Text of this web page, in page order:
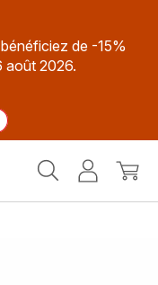
de -15%
août 2026.
MonMon